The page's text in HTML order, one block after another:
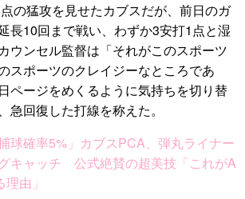
の猛攻を見せたカブスだが、前日のガ
長10回まで戦い、わずか3安打1点と湿
ウンセル監督は「それがこのスポーツ
スポーツのクレイジーなところであ
ページをめくるように気持ちを切り替
急回復した打線を称えた。
球確率5%」カブスPCA、弾丸ライナー
キャッチ 公式絶賛の超美技「これがA
由」